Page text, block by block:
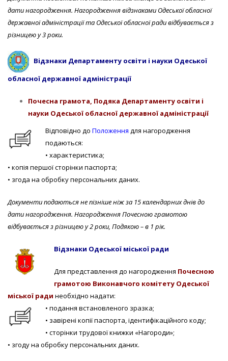
дати нагородження. Нагородження відзнаками Одеської обласної
державної адміністрації та Одеської обласної ради відбувається з
різницею у 3 роки.
Відзнаки Департаменту освіти і науки Одеської
обласної державної адміністрації
Почесна грамота, Подяка Департаменту освіти і
науки Одеської обласної державної адміністрації
Відповідно до Положення для нагородження
подаються:
• характеристика;
• копія першої сторінки паспорта;
• згода на обробку персональних даних.
Документи подаються не пізніше ніж за 15 календарних днів до
дати нагородження. Нагородження Почесною грамотою
відбувається з різницею у 2 роки , Подякою – в 1 рік.
Відзнаки Одеської міської ради
Для представлення до нагородження Почесною
грамотою Виконавчого комітету Одеської
міської ради необхідно надати:
• подання встановленого зразка;
• завірені копії паспорта, ідентифікаційного коду;
• сторінки трудової книжки «Нагороди»;
• згоду на обробку персональних даних.